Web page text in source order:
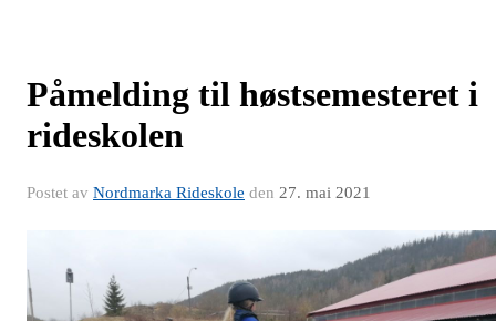
Påmelding til høstsemesteret i
rideskolen
Postet av Nordmarka Rideskole den 27. mai 2021